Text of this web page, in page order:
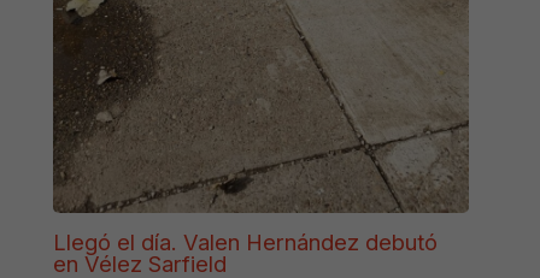
Llegó el día. Valen Hernández debutó
en Vélez Sarfield